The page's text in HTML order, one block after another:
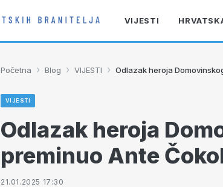
VIJESTI
Početna › Blog › VIJESTI › Odlazak heroja
VIJESTI
Odlazak heroja
preminuo Ante
21.01.2025 17:30